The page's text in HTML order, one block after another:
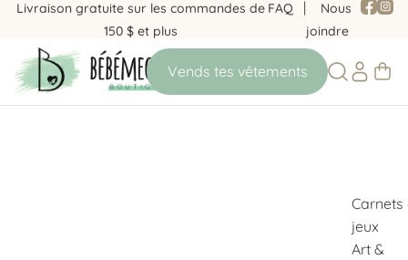
Livraison gratuite sur les commandes de
150 $ et plus
FAQ
Nous
joindre
Carnets
jeux
Art &